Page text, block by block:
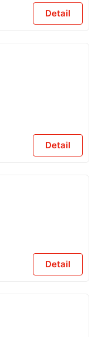
Detail
Detail
Detail